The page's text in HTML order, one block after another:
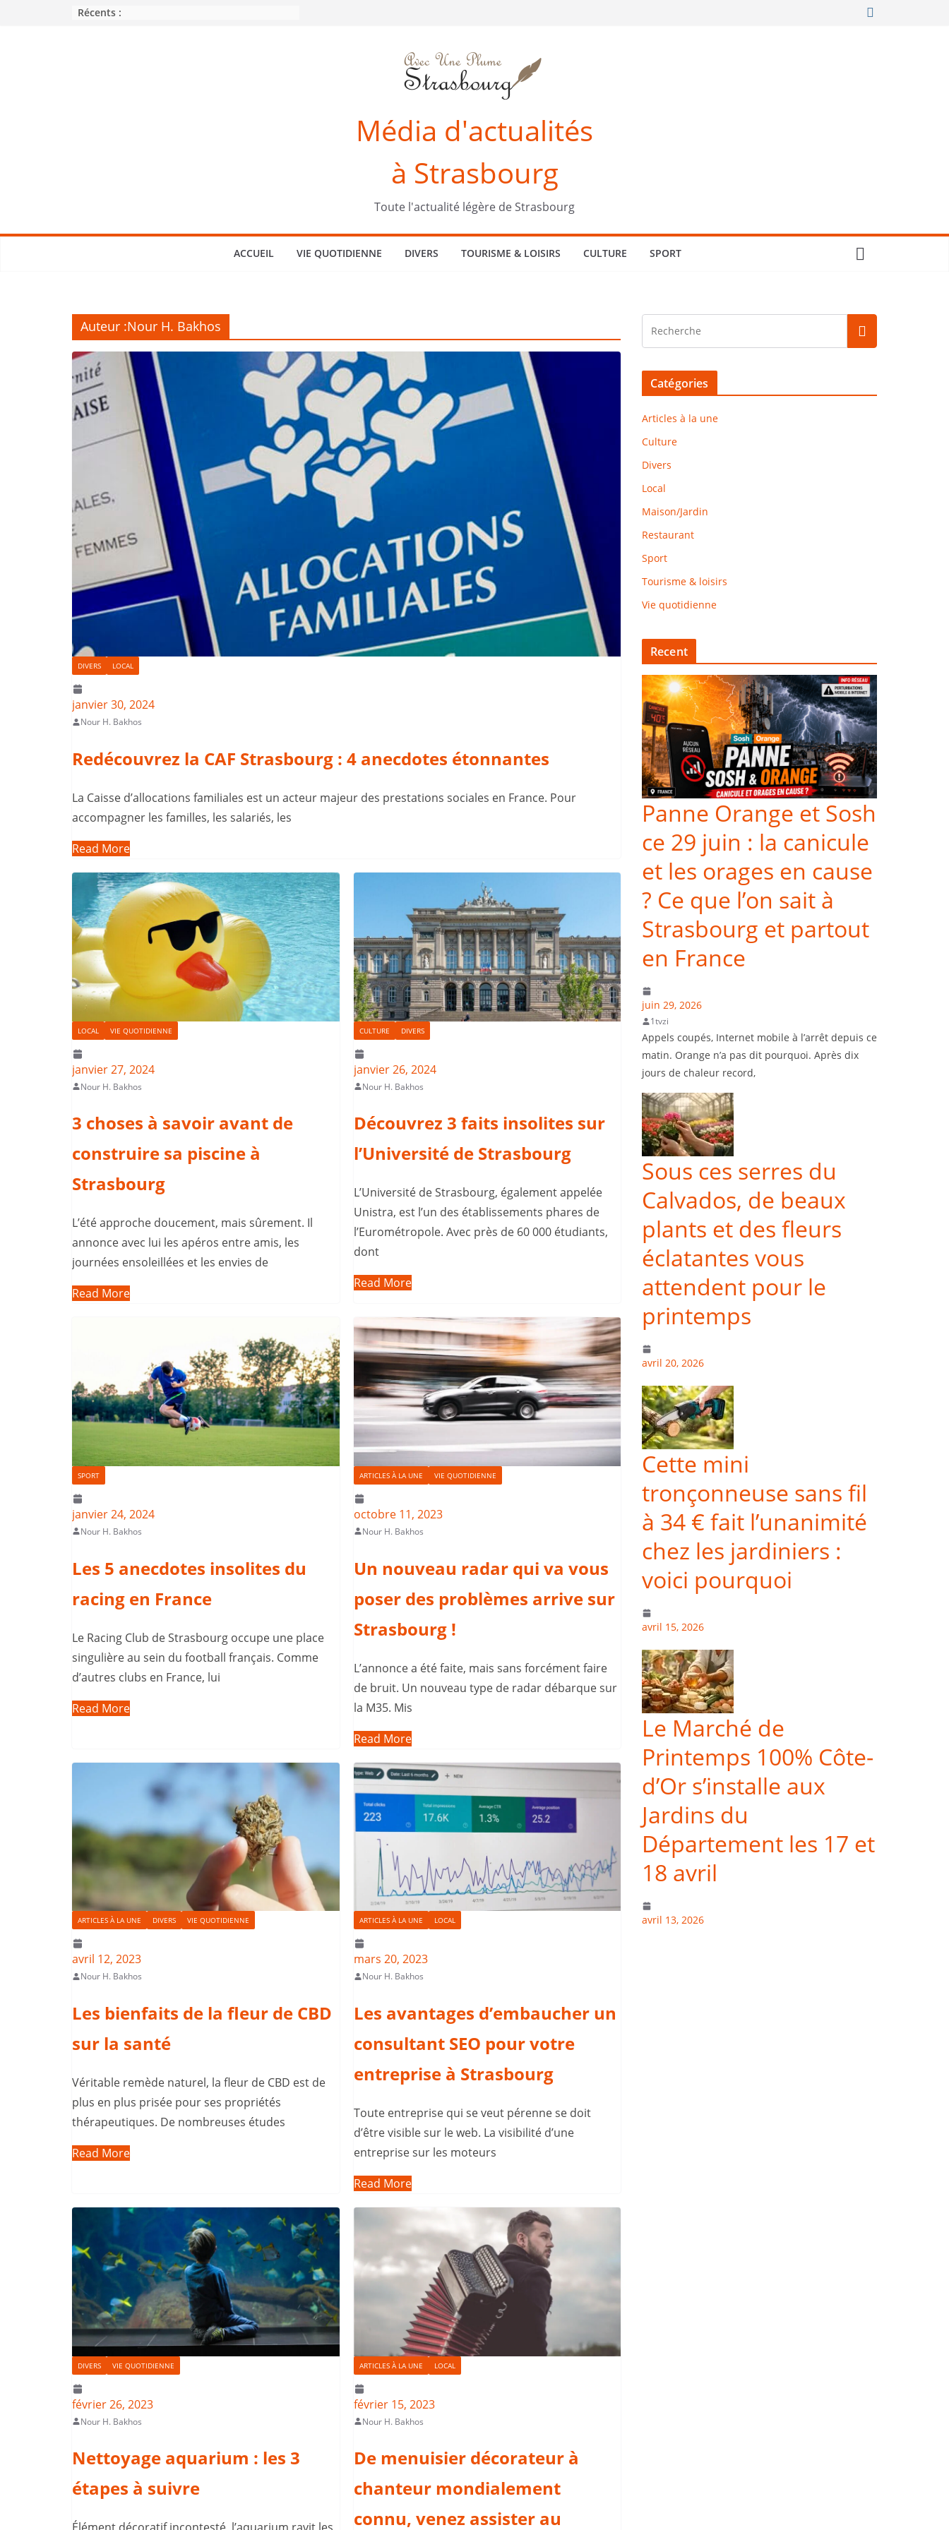
Récents :
Média d'actualités
à Strasbourg
Toute l'actualité légère de Strasbourg
ACCUEIL VIE QUOTIDIENNE DIVERS TOURISME & LOISIRS CULTURE SPORT
Auteur :Nour H. Bakhos
DIVERS LOCAL
janvier 30, 2024
Nour H. Bakhos
Redécouvrez la CAF Strasbourg : 4 anecdotes étonnantes
La Caisse d’allocations familiales est un acteur majeur des prestations sociales en France. Pour
accompagner les familles, les salariés, les
Read More
LOCAL VIE QUOTIDIENNE
janvier 27, 2024
Nour H. Bakhos
3 choses à savoir avant de
construire sa piscine à
Strasbourg
L’été approche doucement, mais sûrement. Il
annonce avec lui les apéros entre amis, les
journées ensoleillées et les envies de
Read More
CULTURE DIVERS
janvier 26, 2024
Nour H. Bakhos
Découvrez 3 faits insolites sur
l’Université de Strasbourg
L’Université de Strasbourg, également appelée
Unistra, est l’un des établissements phares de
l’Eurométropole. Avec près de 60 000 étudiants,
dont
Read More
SPORT
janvier 24, 2024
Nour H. Bakhos
Les 5 anecdotes insolites du
racing en France
Le Racing Club de Strasbourg occupe une place
singulière au sein du football français. Comme
d’autres clubs en France, lui
Read More
ARTICLES À LA UNE VIE QUOTIDIENNE
octobre 11, 2023
Nour H. Bakhos
Un nouveau radar qui va vous
poser des problèmes arrive sur
Strasbourg !
L’annonce a été faite, mais sans forcément faire
de bruit. Un nouveau type de radar débarque sur
la M35. Mis
Read More
ARTICLES À LA UNE DIVERS VIE QUOTIDIENNE
avril 12, 2023
Nour H. Bakhos
Les bienfaits de la fleur de CBD
sur la santé
Véritable remède naturel, la fleur de CBD est de
plus en plus prisée pour ses propriétés
thérapeutiques. De nombreuses études
Read More
ARTICLES À LA UNE LOCAL
mars 20, 2023
Nour H. Bakhos
Les avantages d’embaucher un
consultant SEO pour votre
entreprise à Strasbourg
Toute entreprise qui se veut pérenne se doit
d’être visible sur le web. La visibilité d’une
entreprise sur les moteurs
Read More
DIVERS VIE QUOTIDIENNE
février 26, 2023
Nour H. Bakhos
Nettoyage aquarium : les 3
étapes à suivre
ARTICLES À LA UNE LOCAL
février 15, 2023
Nour H. Bakhos
De menuisier décorateur à
chanteur mondialement
connu, venez assister au
Catégories
Articles à la une
Culture
Divers
Local
Maison/Jardin
Restaurant
Sport
Tourisme & loisirs
Vie quotidienne
Recent
Panne Orange et Sosh
ce 29 juin : la canicule
et les orages en cause
? Ce que l’on sait à
Strasbourg et partout
en France
juin 29, 2026
1tvzi
Appels coupés, Internet mobile à l’arrêt depuis ce
matin. Orange n’a pas dit pourquoi. Après dix
jours de chaleur record,
Sous ces serres du
Calvados, de beaux
plants et des fleurs
éclatantes vous
attendent pour le
printemps
avril 20, 2026
Cette mini
tronçonneuse sans fil
à 34 € fait l’unanimité
chez les jardiniers :
voici pourquoi
avril 15, 2026
Le Marché de
Printemps 100% Côte-
d’Or s’installe aux
Jardins du
Département les 17 et
18 avril
avril 13, 2026